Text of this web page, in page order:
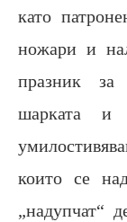
като
ножари и
празник за
шарката и
които се
„надупчат“